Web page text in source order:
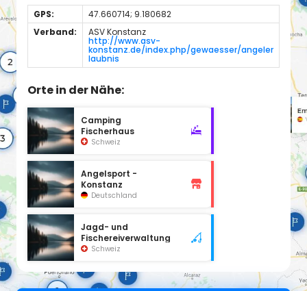
GPS:
47.660714; 9.180682
Verband:
ASV Konstanz
http://www.asv-
konstanz.de/index.php/gewaesser/angeler
laubnis
Orte in der Nähe:
Camping
Fischerhaus
Schweiz
Angelsport -
Konstanz
Deutschland
Jagd- und
Fischereiverwaltung
Schweiz